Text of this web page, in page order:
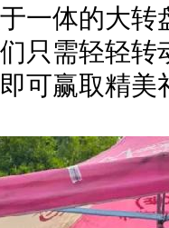
一体的大
只需轻轻
可赢取精美